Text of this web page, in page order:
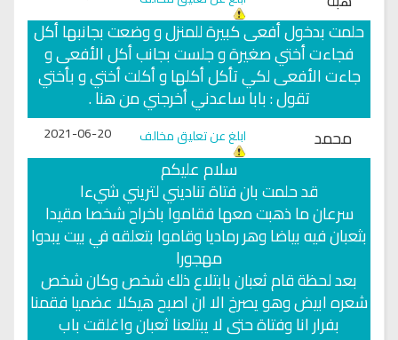
حلمت بدخول أفعى كبيرة للمنزل و وضعت بجانبها أكل
فجاءت أختي صغيرة و جلست بجانب أكل الأفعى و
جاءت الأفعى لكي تأكل أكلها و أكلت أختي و بأختي
تقول : بابا ساعدني أخرجني من هنا .
محمد
ابلغ عن تعليق مخالف 2021-06-20
سلام عليكم
قد حلمت بان فتاة تناديني لتريني شيءا
سرعان ما ذهبت معها فقاموا باخراح شخصا مقيدا
بثعبان فيه بياضا وهر رماديا وقاموا بتعلقه في بيت يبدوا
مهجورا
بعد لحظة قام ثعبان بابتلاع ذلك شخص وكان شخص
شعره ابيض وهو يصرخ الا ان اصبح هيكلا عضميا فقمنا
بفرار انا وفتاة حتى لا يبتلعنا ثعبان واغلقت باب